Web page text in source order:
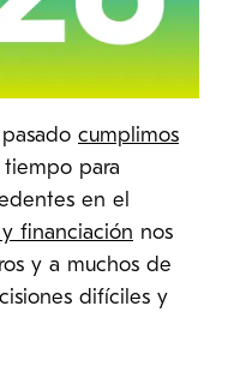
cumplimos
para
en el
financiación nos
y a muchos de
difíciles y